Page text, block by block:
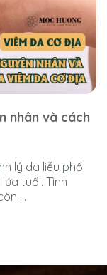
nhân và cách
lý da liễu phổ
tuổi. Tình
...